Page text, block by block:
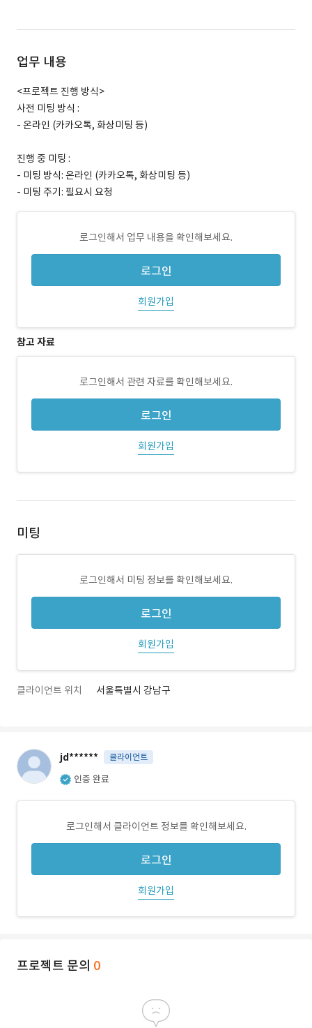
업무 내용
<프로젝트 진행 방식>
사전 미팅 방식 :
- 온라인 (카카오톡, 화상미팅 등)
진행 중 미팅 :
- 미팅 방식: 온라인 (카카오톡, 화상미팅 등)
- 미팅 주기: 필요시 요청
로그인해서 업무 내용을 확인해보세요.
로그인
회원가입
참고 자료
로그인해서 관련 자료를 확인해보세요.
로그인
회원가입
미팅
로그인해서 미팅 정보를 확인해보세요.
로그인
회원가입
클라이언트 위치 서울특별시 강남구
jd****** 클라이언트
인증 완료
로그인해서 클라이언트 정보를 확인해보세요.
로그인
회원가입
프로젝트 문의 0